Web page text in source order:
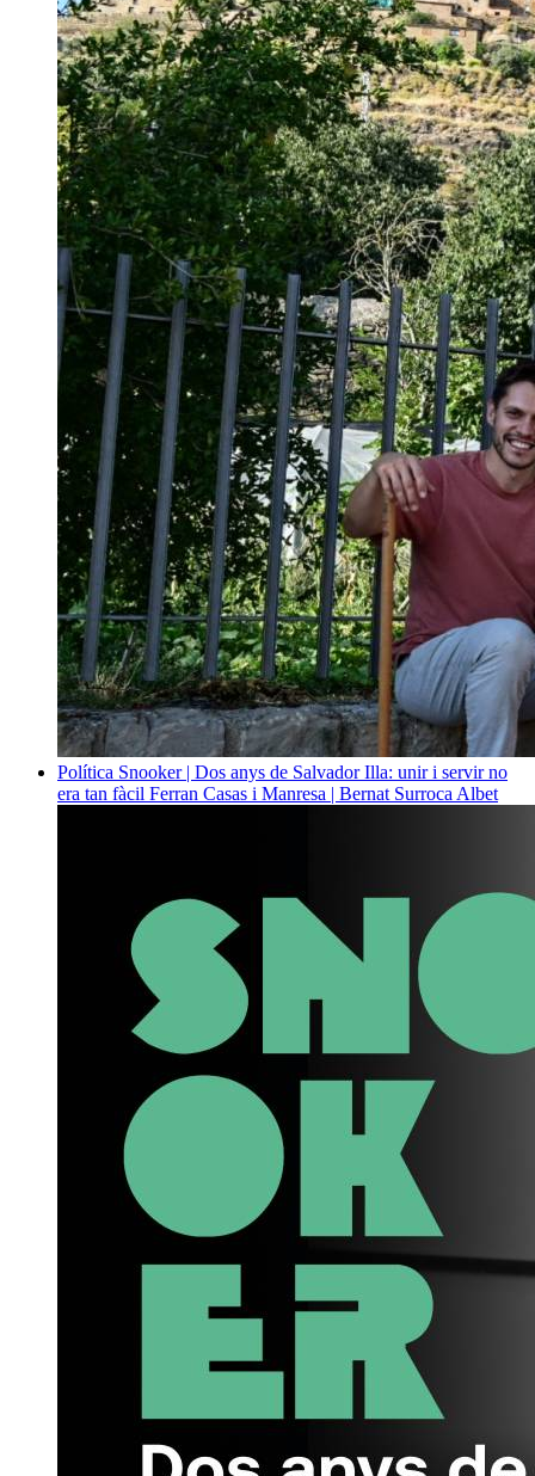
Política Snooker | Dos anys de Salvador Illa: unir i servir no
era tan fàcil Ferran Casas i Manresa | Bernat Surroca Albet